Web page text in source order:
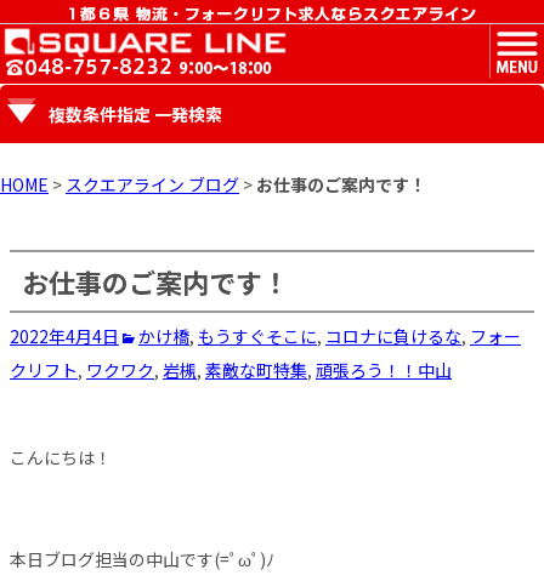
MENU
複数条件指定 一発検索
HOME > スクエアライン ブログ > お仕事のご案内です！
お仕事のご案内です！
2022年4月4日 かけ橋, もうすぐそこに, コロナに負けるな, フォー
クリフト, ワクワク, 岩槻, 素敵な町特集, 頑張ろう！！ 中山
こんにちは！
本日ブログ担当の中山です(=ﾟωﾟ)ﾉ